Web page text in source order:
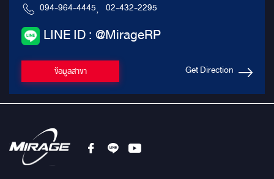
094-964-4445, 02-432-2295
LINE ID : @MirageRP
ข้อมูลสาขา Get Direction